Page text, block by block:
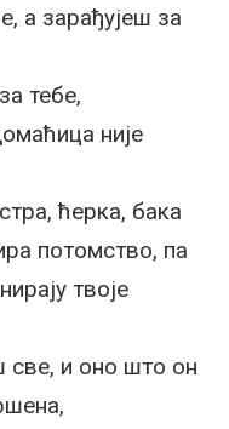
а зарађујеш за
тебе,
није
ћерка, бака
потомство, па
твоје
и оно што он